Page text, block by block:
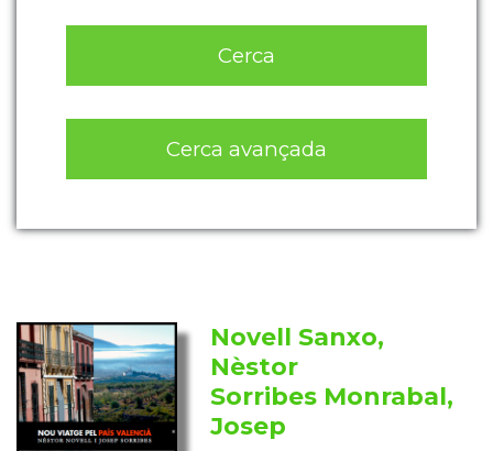
Cerca
Cerca avançada
Novell Sanxo,
Nèstor
Sorribes Monrabal,
Josep